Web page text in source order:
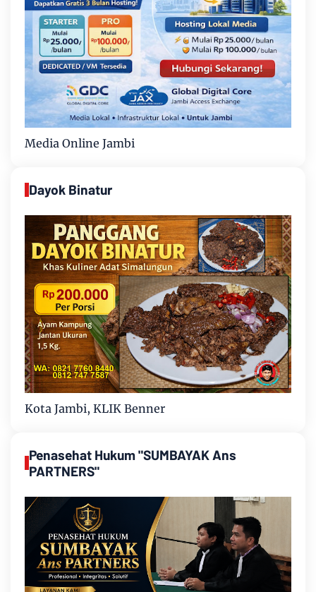
Media Online Jambi
Dayok Binatur
Kota Jambi, KLIK Benner
Penasehat Hukum "SUMBAYAK Ans
PARTNERS"